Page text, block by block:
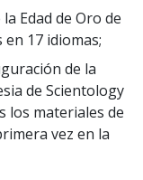
Edad de Oro de
17 idiomas;
de la
de Scientology
los materiales de
vez en la